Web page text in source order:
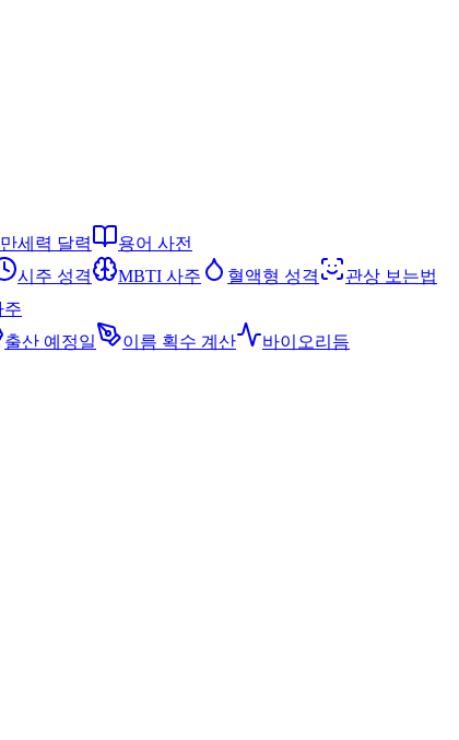
만세력 달력
용어 사전
시주 성격 MBTI 사주 혈액형 성격
관상 보는법
주
출산 예정일 이름 획수 계산
바이오리듬